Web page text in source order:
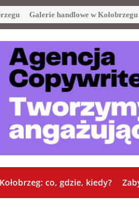
Galerie handlowe w Kołobrzegu
Kołobrzeg: co, gdzie, kiedy?